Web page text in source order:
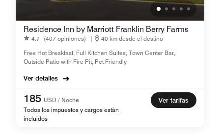
Residence Inn by Marriott Franklin Berry Farms
4.7 (407 opiniones) |
40 km desde el destino
Free Hot Breakfast, Full Kitchen Suites, Town Center Bar,
Outside Patio with Fire Pit, Pet Friendly
Ver detalles
185 USD / Noche
Todos los impuestos y cargos están
incluidos
Ver tarifas